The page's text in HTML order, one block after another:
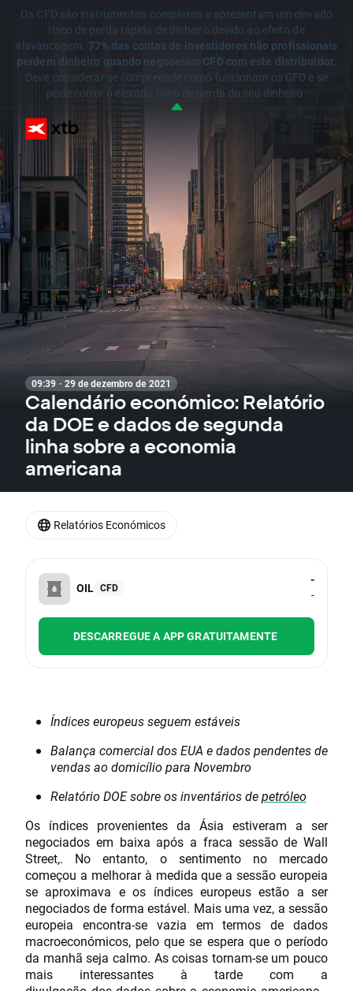
Os CFD são instrumentos complexos e apresentam um elevado
risco de perda rápida de dinheiro devido ao efeito de
alavancagem. 77% das contas de investidores não profissionais
perdem dinheiro quando negoceiam CFD com este distribuidor.
Deve considerar se compreende como funcionam os CFD e se
pode correr o elevado risco de perda do seu dinheiro.
09:39 · 29 de dezembro de 2021
Calendário económico: Relatório
da DOE e dados de segunda
linha sobre a economia
americana
OIL CFD
-
-
DESCARREGUE A APP GRATUITAMENTE
Índices europeus seguem estáveis
Balança comercial dos EUA e dados pendentes de
vendas ao domicílio para Novembro
Relatório DOE sobre os inventários depetróleo
Os índices provenientes da Ásia estiveram a ser
negociados em baixa após a fraca sessão de Wall
Street,. No entanto, o sentimento no mercado
começou a melhorar à medida que a sessão europeia
se aproximava e os índices europeus estão a ser
negociados de forma estável. Mais uma vez, a sessão
europeia encontra-se vazia em termos de dados
macroeconómicos, pelo que se espera que o período
da manhã seja calmo. As coisas tornam-se um pouco
mais interessantes à tarde com a
Relatórios Económicos